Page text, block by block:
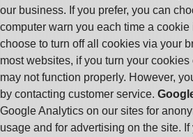
our business. If you prefer, you can
computer warn you each time a
choose to turn off all cookies via your
most websites, if you turn your
may not function properly. However,
by contacting customer service.
Google Analytics on our sites for
usage and for advertising on the site.